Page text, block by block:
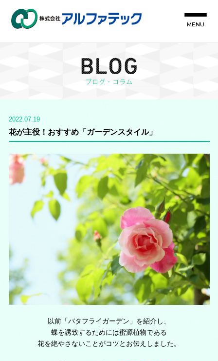
MENU
2022.07.19
花が主役！おすすめ「ガーデンスタイル」
以前「バタフライガーデン」を紹介し、
蝶を誘致するためには蜜源植物である
花を絶やさないことがコツとお伝えしました。